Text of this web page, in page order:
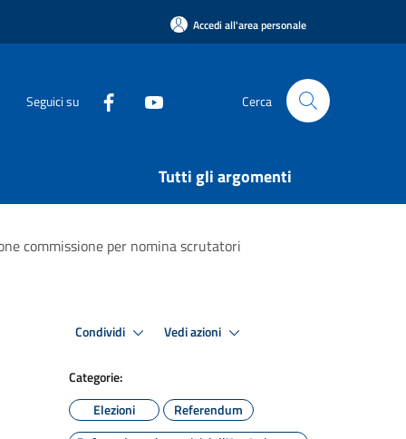
Accedi all'area personale
Seguici su Cerca
Tutti gli argomenti
commissione per nomina scrutatori
Condividi Vedi azioni
Categorie:
Elezioni
Referendum